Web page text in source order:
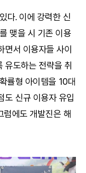
다. 이에 강력한 신
맺을 시 기존 이용
면서 이용자들 사이
유도하는 전략을 취
률형 아이템을 10대
도 신규 이용자 유입
럼에도 개발진은 해